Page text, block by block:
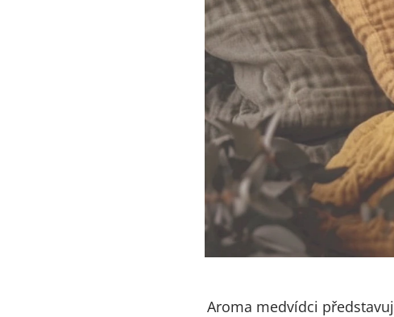
Aroma medvídci